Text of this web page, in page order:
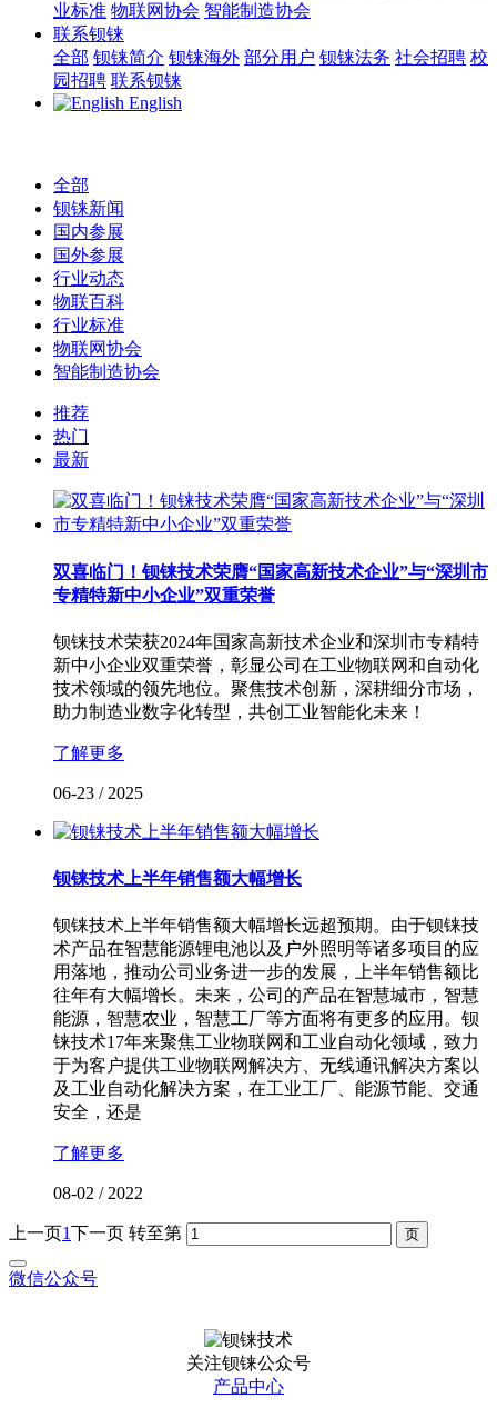
业标准 物联网协会 智能制造协会
联系钡铼
全部 钡铼简介 钡铼海外 部分用户 钡铼法务 社会招聘 校
园招聘 联系钡铼
English
全部
钡铼新闻
国内参展
国外参展
行业动态
物联百科
行业标准
物联网协会
智能制造协会
推荐
热门
最新
双喜临门！钡铼技术荣膺“国家高新技术企业”与“深圳市
专精特新中小企业”双重荣誉
钡铼技术荣获2024年国家高新技术企业和深圳市专精特
新中小企业双重荣誉，彰显公司在工业物联网和自动化
技术领域的领先地位。聚焦技术创新，深耕细分市场，
助力制造业数字化转型，共创工业智能化未来！
了解更多
06-23 / 2025
钡铼技术上半年销售额大幅增长
钡铼技术上半年销售额大幅增长远超预期。由于钡铼技
术产品在智慧能源锂电池以及户外照明等诸多项目的应
用落地，推动公司业务进一步的发展，上半年销售额比
往年有大幅增长。未来，公司的产品在智慧城市，智慧
能源，智慧农业，智慧工厂等方面将有更多的应用。钡
铼技术17年来聚焦工业物联网和工业自动化领域，致力
于为客户提供工业物联网解决方、无线通讯解决方案以
及工业自动化解决方案，在工业工厂、能源节能、交通
安全，还是
了解更多
08-02 / 2022
上一页1下一页 转至第
微信公众号
关注钡铼公众号
产品中心